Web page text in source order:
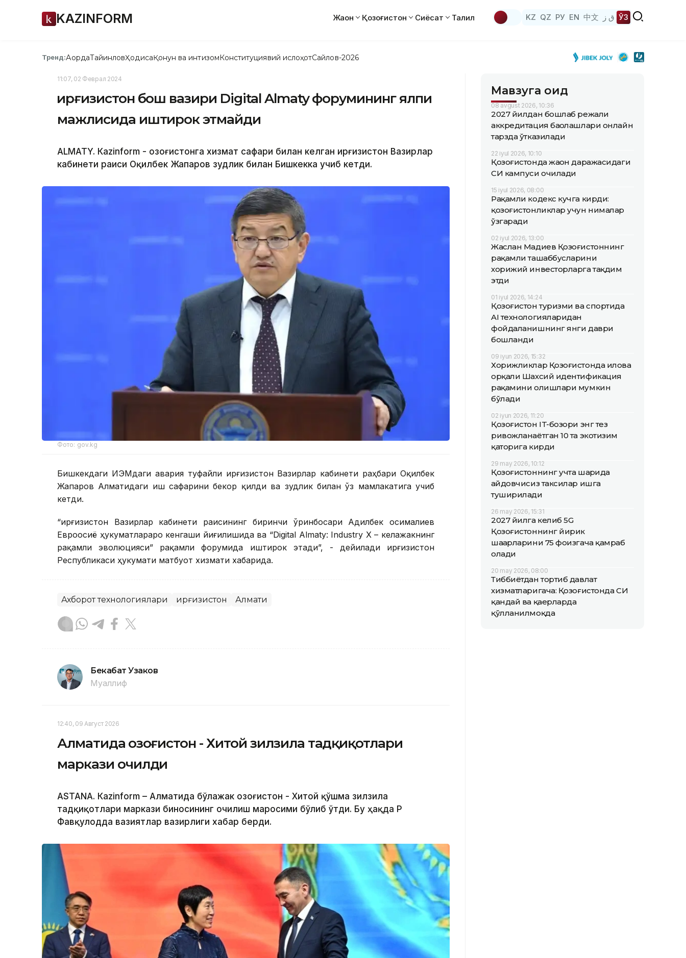
KAZINFORM Жаҳон Қозоғистон Сиёсат Таҳлил KZ QZ РУ EN 中文 ق ز ЎЗ
Тренд:АқордаТайинловҲодисаҚонун ва интизомКонституциявий ислоҳотСайлов-2026
11:07, 02 Феврал 2024
Қирғизистон бош вазири Digital Almaty форумининг ялпи
мажлисида иштирок этмайди
ALMATY. Кazinform - Қозоғистонга хизмат сафари билан келган Қирғизистон Вазирлар
кабинети раиси Оқилбек Жапаров зудлик билан Бишкекка учиб кетди.
Фото: gov.kg
Бишкекдаги ИЭМдаги авария туфайли Қирғизистон Вазирлар кабинети раҳбари Оқилбек
Жапаров Алматидаги иш сафарини бекор қилди ва зудлик билан ўз мамлакатига учиб
кетди.
“Қирғизистон Вазирлар кабинети раисининг биринчи ўринбосари Адилбек Қосималиев
Евроосиё ҳукуматлараро кенгаши йиғилишида ва “Digital Almaty: Industry Х – келажакнинг
рақамли эволюцияси” рақамли форумида иштирок этади”, - дейилади Қирғизистон
Республикаси ҳукумати матбуот хизмати хабарида.
Ахборот технологиялари Қирғизистон Алмати
Бекабат Узаков
Муаллиф
12:40, 09 Август 2026
Алматида Қозоғистон - Хитой зилзила тадқиқотлари
маркази очилди
ASTANА. Кazinform – Алматида бўлажак Қозоғистон - Хитой қўшма зилзила
тадқиқотлари маркази биносининг очилиш маросими бўлиб ўтди. Бу ҳақда ҚР
Фавқулодда вазиятлар вазирлиги хабар берди.
Мавзуга оид
08 avgust 2026, 10:36
2027 йилдан бошлаб режали
аккредитация баҳолашлари онлайн
тарзда ўтказилади
22 iyul 2026, 10:10
Қозоғистонда жаҳон даражасидаги
СИ кампуси очилади
15 iyul 2026, 08:00
Рақамли кодекс кучга кирди:
қозоғистонликлар учун нималар
ўзгаради
02 iyul 2026, 13:00
Жаслан Мадиев Қозоғистоннинг
рақамли ташаббусларини
хорижий инвесторларга тақдим
этди
01 iyul 2026, 14:24
Қозоғистон туризми ва спортида
AI технологияларидан
фойдаланишнинг янги даври
бошланди
09 iyun 2026, 15:32
Хорижликлар Қозоғистонда илова
орқали Шахсий идентификация
рақамини олишлари мумкин
бўлади
02 iyun 2026, 11:20
Қозоғистон IT-бозори энг тез
ривожланаётган 10 та экотизим
қаторига кирди
29 may 2026, 10:12
Қозоғистоннинг учта шаҳрида
ҳайдовчисиз таксилар ишга
туширилади
26 may 2026, 15:31
2027 йилга келиб 5G
Қозоғистоннинг йирик
шаҳарларини 75 фоизгача қамраб
олади
20 may 2026, 08:00
Тиббиётдан тортиб давлат
хизматларигача: Қозоғистонда СИ
қандай ва қаерларда
қўлланилмоқда